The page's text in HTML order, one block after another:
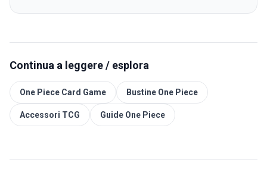
Continua a leggere / esplora
One Piece Card Game Bustine One Piece
Accessori TCG Guide One Piece